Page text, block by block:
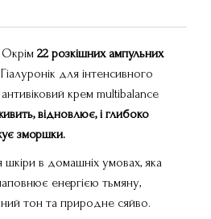
Окрім 22 розкішних ампульних
для інтенсивного
крем multibalance
відновлює, і глибоко
зморшки.
шкіри в домашніх умовах, яка
енергією тьмяну,
тон та природне сяйво.